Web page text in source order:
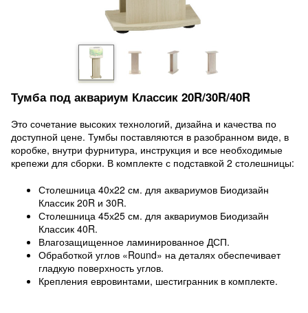
Тумба под аквариум Классик 20R/30R/40R
Это сочетание высоких технологий, дизайна и качества по
доступной цене. Тумбы поставляются в разобранном виде, в
коробке, внутри фурнитура, инструкция и все необходимые
крепежи для сборки. В комплекте с подставкой 2 столешницы:
Столешница 40х22 см. для аквариумов Биодизайн
Классик 20R и 30R.
Столешница 45х25 см. для аквариумов Биодизайн
Классик 40R.
Влагозащищенное ламинированное ДСП.
Обработкой углов «Round» на деталях обеспечивает
гладкую поверхность углов.
Крепления евровинтами, шестигранник в комплекте.